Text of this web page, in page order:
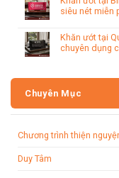
siêu nét miễn
Khăn ướt tại
chuyên dụng
Chuyên Mục
Chương trình thiện
Duy Tâm